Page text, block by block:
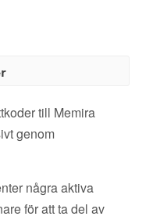
till Memira
genom
några aktiva
för att ta del av